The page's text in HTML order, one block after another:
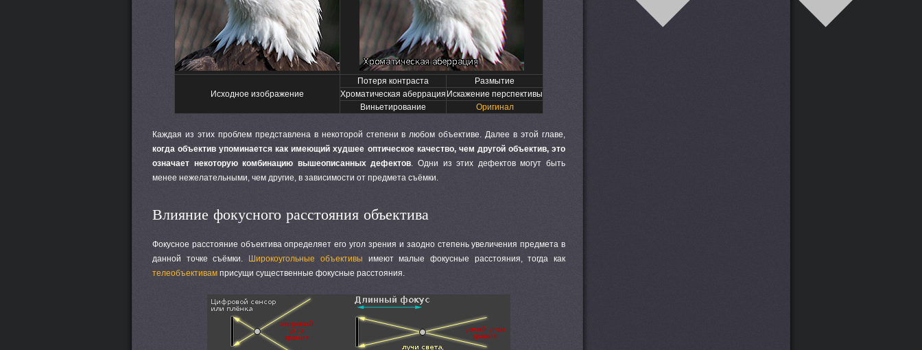
Исходное изображение
Потеря контраста
Размытие
Хроматическая аберрация Искажение перспективы
Виньетирование
Оригинал
Каждая из этих проблем представлена в некоторой степени в любом объективе. Далее в этой главе,
когда объектив упоминается как имеющий худшее оптическое качество, чем другой объектив, это
означает некоторую комбинацию вышеописанных дефектов. Одни из этих дефектов могут быть
менее нежелательными, чем другие, в зависимости от предмета съёмки.
Влияние фокусного расстояния объектива
Фокусное расстояние объектива определяет его угол зрения и заодно степень увеличения предмета в
данной точке съёмки.
Широкоугольные объективы имеют малые фокусные расстояния, тогда как
телеобъективам присущи существенные фокусные расстояния.